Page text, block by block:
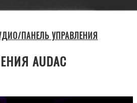
ПАНЕЛЬ УПРАВЛЕНИЯ
AUDAC